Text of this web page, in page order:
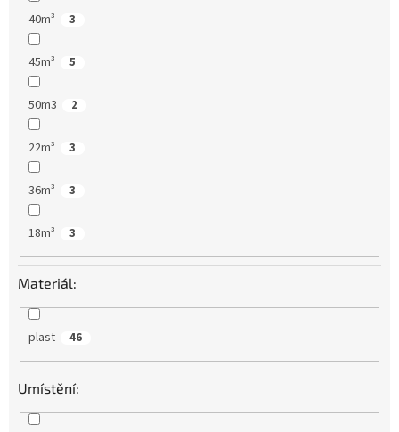
40m³ 3
45m³ 5
50m3 2
22m³ 3
36m³ 3
18m³ 3
Materiál:
plast 46
Umístění: